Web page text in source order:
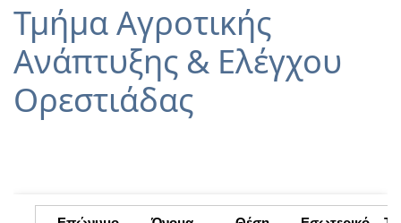
Τμήμα Αγροτικής
Ανάπτυξης & Ελέγχου
Ορεστιάδας